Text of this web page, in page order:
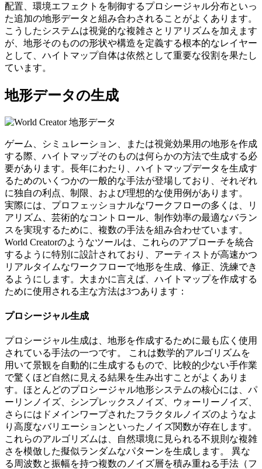
配置、環境エフェクトを制御するプロシージャル分布といっ
た追加の地形データと組み合わされることがよくあります。
こうしたシステムは視覚的な複雑さとリアリズムを加えます
が、地形そのものの形状や構造を定義する根本的なレイヤー
として、ハイトマップ自体は依然として重要な役割を果たし
ています。
地形データの生成
ゲーム、シミュレーション、または視覚効果用の地形を作成
する際、ハイトマップそのものは何らかの方法で生成する必
要があります。長年にわたり、ハイトマップデータを生成す
るためのいくつかの一般的な手法が登場しており、それぞれ
に独自の利点、制限、および理想的な使用例があります。
実際には、プロフェッショナルなワークフローの多くは、リ
アリズム、芸術的なコントロール、制作効率の最適なバラン
スを実現するために、複数の手法を組み合わせています。
World Creatorのようなツールは、これらのアプローチを統合
するように特別に設計されており、アーティストが高速かつ
リアルタイムなワークフローで地形を生成、修正、洗練でき
るようにします。大まかに言えば、ハイトマップを作成する
ために使用される主な方法は3つあります：
プロシージャル生成
プロシージャル生成は、地形を作成するために最も広く使用
されている手法の一つです。 これは数学的アルゴリズムを
用いて景観を自動的に生成するもので、比較的少ない手作業
で驚くほど自然に見える結果を生み出すことがよくありま
す。ほとんどのプロシージャル地形システムの核心には、パ
ーリンノイズ、シンプレックスノイズ、ウォーリーノイズ、
さらにはドメインワープされたフラクタルノイズのようなよ
り高度なバリエーションといったノイズ関数が存在します。
これらのアルゴリズムは、自然環境に見られる不規則な複雑
さを模倣した擬似ランダムなパターンを生成します。 異な
る周波数と振幅を持つ複数のノイズ層を積み重ねる手法（フ